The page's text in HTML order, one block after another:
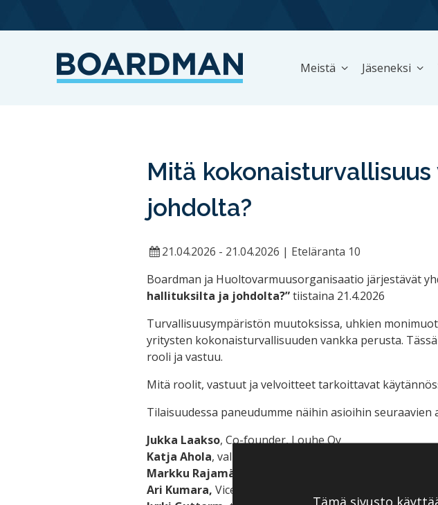
Meistä Jäseneksi
Mitä
johdolta?
21.04.2026 - 21.04.2026 | Eteläranta 10
Boardman ja Huoltovarmuusorganisaatio järjestävät
hallituksilta ja johdolta?”tiistaina 21.4.2026
Turvallisuusympäristön muutoksissa, uhkien
yritysten kokonaisturvallisuuden vankka perusta.
rooli ja vastuu.
Mitä roolit, vastuut ja velvoitteet tarkoittavat
Tilaisuudessa paneudumme näihin asioihin seuraavien
Jukka Laakso, Co-founder, Louhe Oy
Katja Ahola, valmiuspäällikkö,
Markku Rajamäki
Ari Kumara, Vice President, Corporate Security, Patria
Tämä sivusto